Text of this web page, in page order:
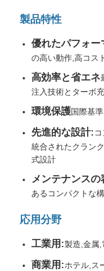
ホーム
製品
私たちについて
工場見学
製品特性
優れたパフォー
の高い動作,高コス
高効率と省エネ
注入技術とターボ
環境保護国際基
先進的な設計:
統合されたクラン
式設計
メンテナンスの
あるコンパクトな
応用分野
工業用:製造,金属,
商業用:ホテル,ス